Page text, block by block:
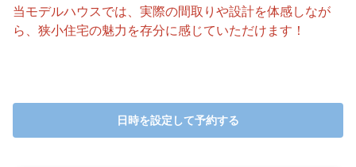
当モデルハウスでは、実際の間取りや設計を体感しなが
ら、狭小住宅の魅力を存分に感じていただけます！
日時を設定して予約する